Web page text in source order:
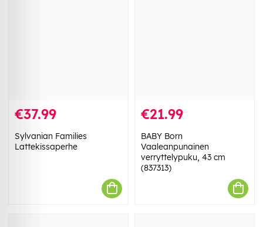
€37.99
Sylvanian Families
Lattekissaperhe
€21.99
BABY Born
Vaaleanpunainen
verryttelypuku, 43 cm
(837313)